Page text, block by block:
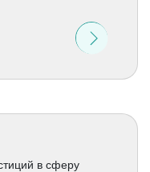
в сферу